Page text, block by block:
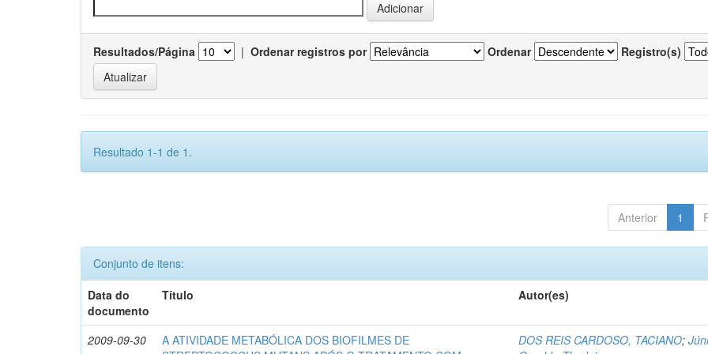
Resultados/Página | Ordenar registros por Ordenar Registro(s)
Resultado 1-1 de 1.
Anterior 1
Conjunto de itens:
Data do
documento
Título Autor(es)
2009-09-30
A ATIVIDADE METABÓLICA DOS BIOFILMES DE
DOS REIS CARDOSO, TACIANO;